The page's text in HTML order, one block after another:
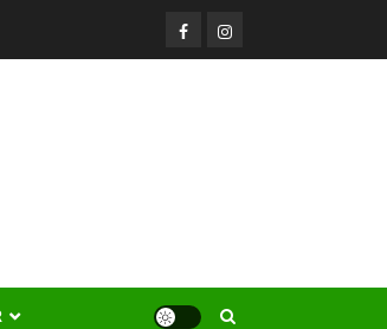
FacerbookInstagram